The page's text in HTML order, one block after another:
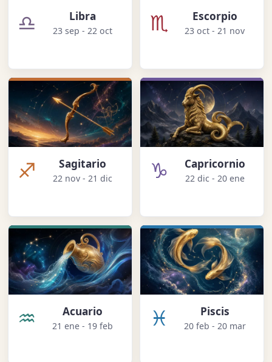
♎ Libra
23 sep - 22 oct ♏ Escorpio
23 oct - 21 nov
♐ Sagitario
22 nov - 21 dic ♑ Capricornio
22 dic - 20 ene
♒ Acuario
21 ene - 19 feb ♓ Piscis
20 feb - 20 mar